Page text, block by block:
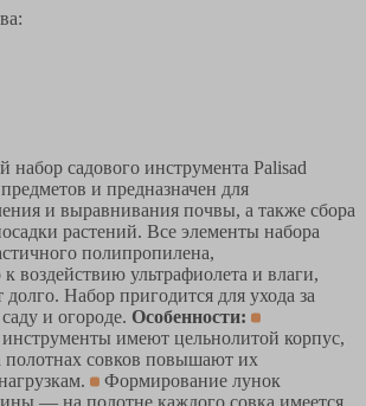
садового инструмента Palisad
и предназначен для
и выравнивания почвы, а также сбора
растений. Все элементы набора
полипропилена,
воздействию ультрафиолета и влаги,
Набор пригодится для ухода за
и огороде. Особенности:
имеют цельнолитой корпус,
полотнах совков повышают их
Формирование лунок
— на полотне каждого совка имеется